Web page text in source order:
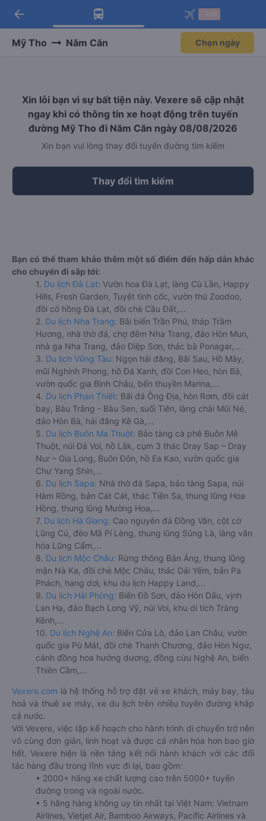
Tải app Vexere ngay!
Nhận ưu đãi thành viên độc
Mở app
Tải app Vexere
-30k/ghế khi đặt vé máy bay qua
Mở app
arrow_back
Mỹ Tho Năm Căn Chọn ngày
Xin lỗi bạn vì sự bất tiện này. Vexere sẽ cập nhật
ngay khi có thông tin xe hoạt động trên tuyến
đường Mỹ Tho đi Năm Căn ngày 08/08/2026
Xin bạn vui lòng thay đổi tuyến đường tìm kiếm
Thay đổi tìm kiếm
Bạn có thể tham khảo thêm một số điểm đến hấp dẫn khác
cho chuyến đi sắp tới:
1. Du lịch Đà Lạt: Vườn hoa Đà Lạt, làng Cù Lần, Happy
Hills, Fresh Garden, Tuyệt tình cốc, vườn thú Zoodoo,
đồi cỏ hồng Đà Lạt, đồi chè Cầu Đất,...
2. Du lịch Nha Trang: Bãi biển Trần Phú, tháp Trầm
Hương, nhà thờ đá, chợ đêm Nha Trang, đảo Hòn Mun,
nhà ga Nha Trang, đảo Điệp Sơn, thác bà Ponagar,...
3. Du lịch Vũng Tàu: Ngọn hải đăng, Bãi Sau, Hồ Mây,
mũi Nghinh Phong, hồ Đá Xanh, đồi Con Heo, hòn Bà,
vườn quốc gia Bình Châu, bến thuyền Marina,...
4. Du lịch Phan Thiết: Bãi đá Ông Địa, hòn Rơm, đồi cát
bay, Bàu Trắng - Bàu Sen, suối Tiên, làng chài Mũi Né,
đảo Hòn Bà, hải đăng Kê Gà,...
5. Du lịch Buôn Ma Thuột: Bảo tàng cà phê Buôn Mê
Thuột, núi Đá Voi, hồ Lắk, cụm 3 thác Dray Sap – Dray
Nur – Gia Long, Buôn Đôn, hồ Ea Kao, vườn quốc gia
Chư Yang Shin,...
6. Du lịch Sapa: Nhà thờ đá Sapa, bảo tàng Sapa, núi
Hàm Rồng, bản Cát Cát, thác Tiên Sa, thung lũng Hoa
Hồng, thung lũng Mường Hoa,...
7. Du lịch Hà Giang: Cao nguyên đá Đồng Văn, cột cờ
Lũng Cú, đèo Mã Pí Lèng, thung lũng Sủng Là, làng văn
hóa Lũng Cẩm,...
8. Du lịch Mộc Châu: Rừng thông Bản Áng, thung lũng
mận Nà Ka, đồi chè Mộc Châu, thác Dải Yếm, bản Pa
Phách, hang dơi, khu du lịch Happy Land,...
9. Du lịch Hải Phòng: Biển Đồ Sơn, đảo Hòn Dấu, vịnh
Lan Hạ, đảo Bạch Long Vỹ, núi Voi, khu di tích Tràng
Kênh,...
10. Du lịch Nghệ An: Biển Cửa Lò, đảo Lan Châu, vườn
quốc gia Pù Mát, đồi chè Thanh Chương, đảo Hòn Ngư,
cánh đồng hoa hướng dương, đồng cừu Nghệ An, biển
Thiên Cầm,...
Vexere.com là hệ thống hỗ trợ đặt vé xe khách, máy bay, tàu
hoả và thuê xe máy, xe du lịch trên nhiều tuyến đường khắp
cả nước.
Với Vexere, việc lập kế hoạch cho hành trình di chuyển trở nên
vô cùng đơn giản, linh hoạt và được cá nhân hóa hơn bao giờ
hết. Vexere hiện là nền tảng kết nối hành khách với các đối
tác hàng đầu trong lĩnh vực đi lại, bao gồm:
• 2000+ hãng xe chất lượng cao trên 5000+ tuyến
đường trong và ngoài nước.
• 5 hãng hàng không uy tín nhất tại Việt Nam: Vietnam
Airlines, Vietjet Air, Bamboo Airways, Pacific Airlines và